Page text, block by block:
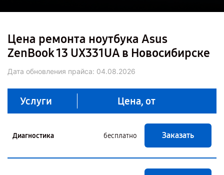
Цена ремонта ноутбука Asus
ZenBook 13 UX331UA в Новосибирске
Дата обновления прайса: 04.08.2026
Услуги Цена, от
Диагностика бесплатно Заказать